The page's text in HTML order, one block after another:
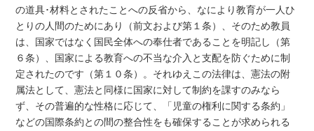
の道具･材料とされたことへの反省から、なにより教育が一人ひ
とりの人間のためにあり（前文および第１条）、そのため教員
は、国家ではなく国民全体への奉仕者であることを明記し（第
６条）、国家による教育への不当な介入と支配を防ぐために制
定されたのです（第１０条）。それゆえこの法律は、憲法の附
属法として、憲法と同様に国家に対して制約を課すのみなら
ず、その普遍的な性格に応じて、「児童の権利に関する条約」
などの国際条約との間の整合性をも確保することが求められる